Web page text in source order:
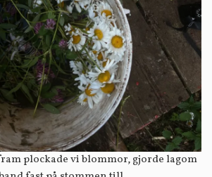
plockade vi blommor, gjorde lagom